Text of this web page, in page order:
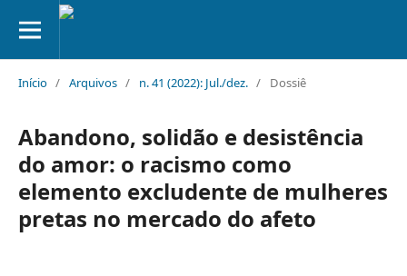
Início / Arquivos / n. 41 (2022): Jul./dez. / Dossiê
Abandono, solidão e desistência
do amor: o racismo como
elemento excludente de mulheres
pretas no mercado do afeto